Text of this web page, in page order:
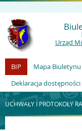
Urząd
BIP Mapa Biuletynu
Deklaracja dostępności
UCHWAŁY I PROTOKOŁY